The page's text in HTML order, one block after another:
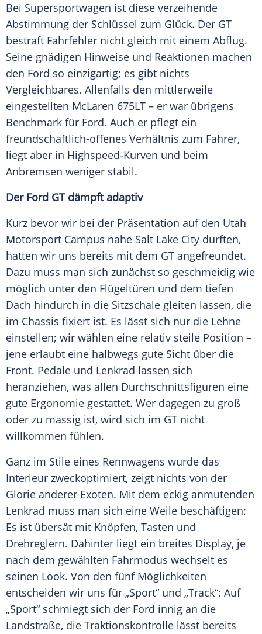
Bei Supersportwagen ist diese verzeihende
Abstimmung der Schlüssel zum Glück. Der GT
bestraft Fahrfehler nicht gleich mit einem Abflug.
Seine gnädigen Hinweise und Reaktionen machen
den Ford so einzigartig; es gibt nichts
Vergleichbares. Allenfalls den mittlerweile
eingestellten McLaren 675LT – er war übrigens
Benchmark für Ford. Auch er pflegt ein
freundschaftlich-offenes Verhältnis zum Fahrer,
liegt aber in Highspeed-Kurven und beim
Anbremsen weniger stabil.
Der Ford GTdämpft adaptiv
Kurz bevor wir bei der Präsentation auf den Utah
Motorsport Campus nahe Salt Lake City durften,
hatten wir uns bereits mit dem GT angefreundet.
Dazu muss man sich zunächst so geschmeidig wie
möglich unter den Flügeltüren und dem tiefen
Dach hindurch in die Sitzschale gleiten lassen, die
im Chassis fixiert ist. Es lässt sich nur die Lehne
einstellen; wir wählen eine relativ steile Position –
jene erlaubt eine halbwegs gute Sicht über die
Front. Pedale und Lenkrad lassen sich
heranziehen, was allen Durchschnittsfiguren eine
gute Ergonomie gestattet. Wer dagegen zu groß
oder zu massig ist, wird sich im GT nicht
willkommen fühlen.
Ganz im Stile eines Rennwagens wurde das
Interieur zweckoptimiert, zeigt nichts von der
Glorie anderer Exoten. Mit dem eckig anmutenden
Lenkrad muss man sich eine Weile beschäftigen:
Es ist übersät mit Knöpfen, Tasten und
Drehreglern. Dahinter liegt ein breites Display, je
nach dem gewählten Fahrmodus wechselt es
seinen Look. Von den fünf Möglichkeiten
entscheiden wir uns für „Sport“ und „Track“: Auf
„Sport“ schmiegt sich der Ford innig an die
Landstraße, die Traktionskontrolle lässt bereits